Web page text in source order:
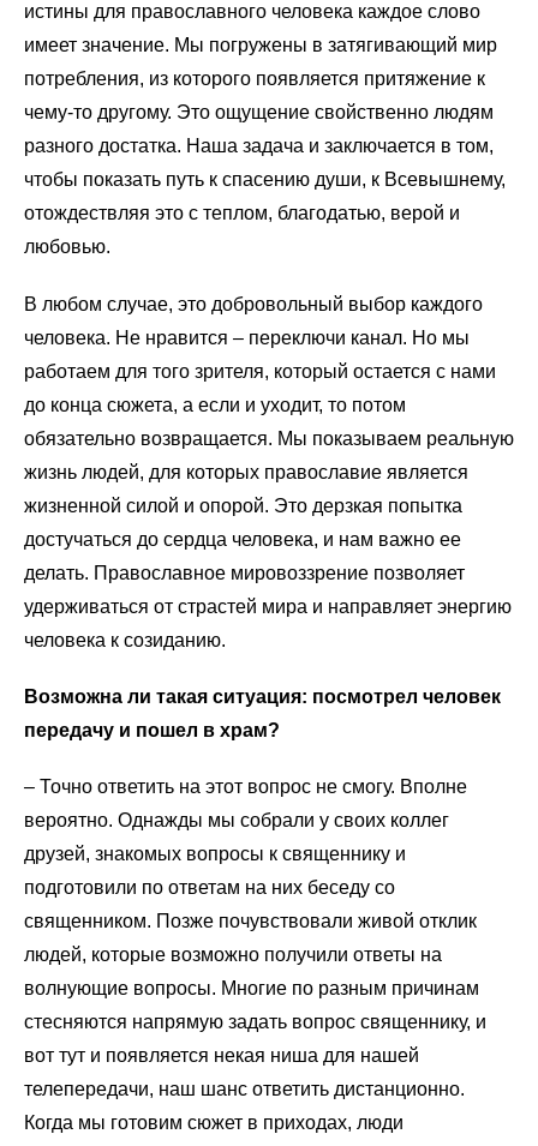
истины для православного человека каждое слово
имеет значение. Мы погружены в затягивающий мир
потребления, из которого появляется притяжение к
чему-то другому. Это ощущение свойственно людям
разного достатка. Наша задача и заключается в том,
чтобы показать путь к спасению души, к Всевышнему,
отождествляя это с теплом, благодатью, верой и
любовью.
В любом случае, это добровольный выбор каждого
человека. Не нравится – переключи канал. Но мы
работаем для того зрителя, который остается с нами
до конца сюжета, а если и уходит, то потом
обязательно возвращается. Мы показываем реальную
жизнь людей, для которых православие является
жизненной силой и опорой. Это дерзкая попытка
достучаться до сердца человека, и нам важно ее
делать. Православное мировоззрение позволяет
удерживаться от страстей мира и направляет энергию
человека к созиданию.
Возможна ли такая ситуация: посмотрел человек
передачу и пошел в храм?
– Точно ответить на этот вопрос не смогу. Вполне
вероятно. Однажды мы собрали у своих коллег
друзей, знакомых вопросы к священнику и
подготовили по ответам на них беседу со
священником. Позже почувствовали живой отклик
людей, которые возможно получили ответы на
волнующие вопросы. Многие по разным причинам
стесняются напрямую задать вопрос священнику, и
вот тут и появляется некая ниша для нашей
телепередачи, наш шанс ответить дистанционно.
Когда мы готовим сюжет в приходах, люди